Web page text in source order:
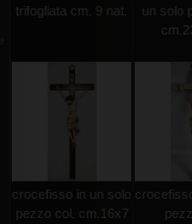
trifogliata cm. 9 nat.
un solo
crocefisso in un solo
pezzo col. cm.16x7